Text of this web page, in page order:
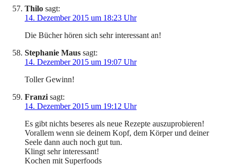
Thilo sagt:
14. Dezember 2015 um 18:23 Uhr
Die Bücher hören sich sehr interessant an!
Stephanie Maus sagt:
14. Dezember 2015 um 19:07 Uhr
Toller Gewinn!
Franzi sagt:
14. Dezember 2015 um 19:12 Uhr
Es gibt nichts beseres als neue Rezepte auszuprobieren!
Vorallem wenn sie deinem Kopf, dem Körper und deiner
Seele dann auch noch gut tun.
Klingt sehr interessant!
Kochen mit Superfoods